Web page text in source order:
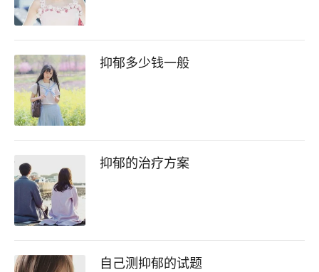
抑郁多少钱一般
抑郁的治疗方案
自己测抑郁的试题